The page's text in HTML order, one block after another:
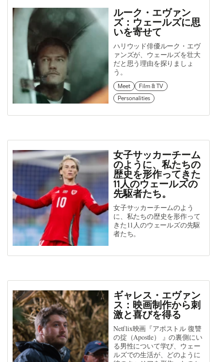
ルーク・エヴァン
ズ：ウェールズに思
いを寄せて
ハリウッド俳優ルーク・エヴ
ァンズが、ウェールズを壮大
だと思う理由を探りましょ
う。
Meet
Film & TV
Personalities
女子サッカーチーム
のように、私たちの
歴史を形作ってきた
11人のウェールズの
先駆者たち。
女子サッカーチームのよう
に、私たちの歴史を形作って
きた11人のウェールズの先駆
者たち。
ギャレス・エヴァン
ス：映画制作から刺
激と喜びを得る
Netflix映画『アポストル 復讐
の掟（Apostle） 』の裏側にい
る男性について学び、ウェー
ルズでの生活が、どのように